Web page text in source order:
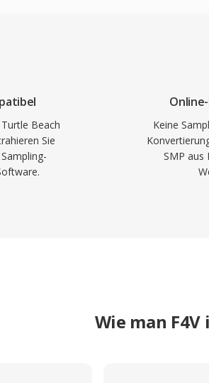
Beach
Sie
Keine
SMP aus
Wie man